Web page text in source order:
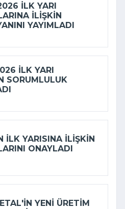
ILK YARI
ILIŞKIN
YAYIMLADI
ILK YARI
SORUMLULUK
ILK YARISINA ILIŞKIN
ONAYLADI
YENI ÜRETIM